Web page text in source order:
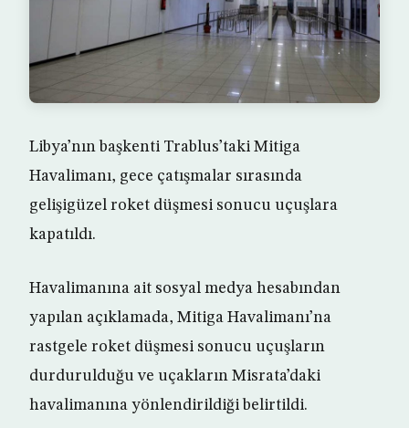
Libya’nın başkenti Trablus’taki Mitiga
Havalimanı, gece çatışmalar sırasında
gelişigüzel roket düşmesi sonucu uçuşlara
kapatıldı.
Havalimanına ait sosyal medya hesabından
yapılan açıklamada, Mitiga Havalimanı’na
rastgele roket düşmesi sonucu uçuşların
durdurulduğu ve uçakların Misrata’daki
havalimanına yönlendirildiği belirtildi.